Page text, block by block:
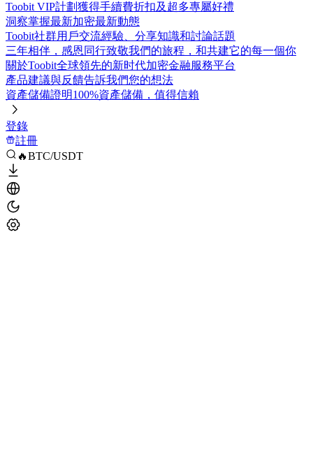
Toobit VIP計劃獲得手續費折扣及超多專屬好禮
洞察掌握最新加密最新動態
Toobit社群用戶交流經驗、分享知識和討論話題
三年相伴，感恩同行致敬我們的旅程，和共建它的每一個你
關於Toobit全球領先的新时代加密金融服務平台
產品建議與反饋告訴我們您的想法
資產儲備證明100%資產儲備，值得信賴
登錄
註冊
🔥BTC/USDT